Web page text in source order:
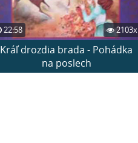
22:58 2103x
Kráľ drozdia brada - Pohádka
na poslech